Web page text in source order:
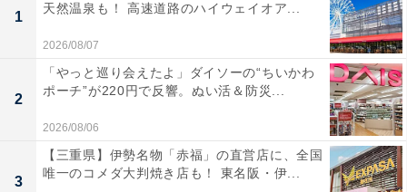
大人1名（参考価格）：公式Webサイトをご確認くださ
い円
※料金は公式Webサイト参考価格
※プラン・部屋により価格は変動します
チェックイン・チェックアウト
1
天然温泉も！ 高速道路のハイウェイオア...
2026/08/07
2
「やっと巡り会えたよ」ダイソーの“ちいかわ
ポーチ”が220円で反響。ぬい活＆防災...
2026/08/06
3
【三重県】伊勢名物「赤福」の直営店に、全国
唯一のコメダ大判焼き店も！ 東名阪・伊...